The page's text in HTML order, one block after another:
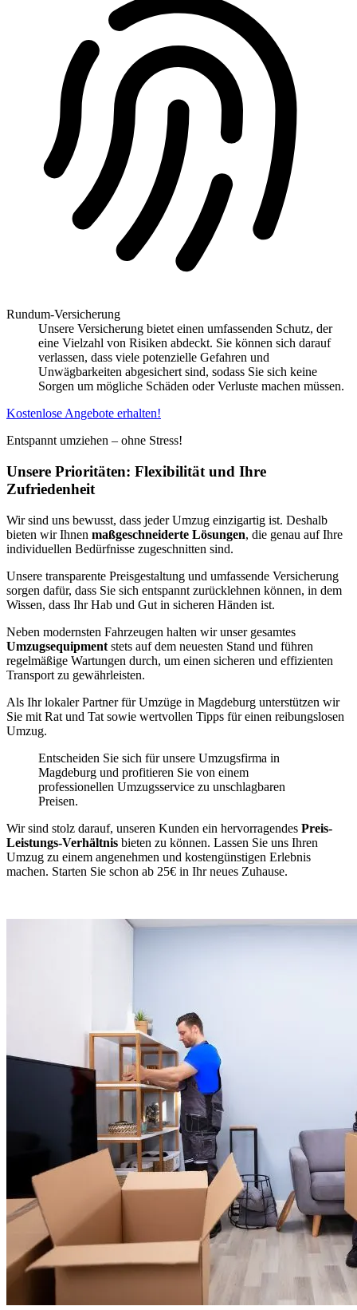
Rundum-Versicherung
Unsere Versicherung bietet einen umfassenden Schutz, der
eine Vielzahl von Risiken abdeckt. Sie können sich darauf
verlassen, dass viele potenzielle Gefahren und
Unwägbarkeiten abgesichert sind, sodass Sie sich keine
Sorgen um mögliche Schäden oder Verluste machen müssen.
Kostenlose Angebote erhalten!
Entspannt umziehen – ohne Stress!
Unsere Prioritäten: Flexibilität und Ihre
Zufriedenheit
Wir sind uns bewusst, dass jeder Umzug einzigartig ist. Deshalb
bieten wir Ihnen maßgeschneiderte Lösungen, die genau auf Ihre
individuellen Bedürfnisse zugeschnitten sind.
Unsere transparente Preisgestaltung und umfassende Versicherung
sorgen dafür, dass Sie sich entspannt zurücklehnen können, in dem
Wissen, dass Ihr Hab und Gut in sicheren Händen ist.
Neben modernsten Fahrzeugen halten wir unser gesamtes
Umzugsequipment stets auf dem neuesten Stand und führen
regelmäßige Wartungen durch, um einen sicheren und effizienten
Transport zu gewährleisten.
Als Ihr lokaler Partner für Umzüge in Magdeburg unterstützen wir
Sie mit Rat und Tat sowie wertvollen Tipps für einen reibungslosen
Umzug.
Entscheiden Sie sich für unsere Umzugsfirma in
Magdeburg und profitieren Sie von einem
professionellen Umzugsservice zu unschlagbaren
Preisen.
Wir sind stolz darauf, unseren Kunden ein hervorragendes Preis-
Leistungs-Verhältnis bieten zu können. Lassen Sie uns Ihren
Umzug zu einem angenehmen und kostengünstigen Erlebnis
machen. Starten Sie schon ab 25€ in Ihr neues Zuhause.